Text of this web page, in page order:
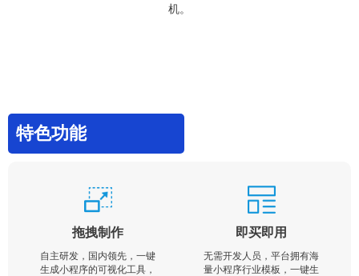
机。
特色功能
拖拽制作
自主研发，国内领先，一键
生成小程序的可视化工具，
即买即用
无需开发人员，平台拥有海
量小程序行业模板，一键生